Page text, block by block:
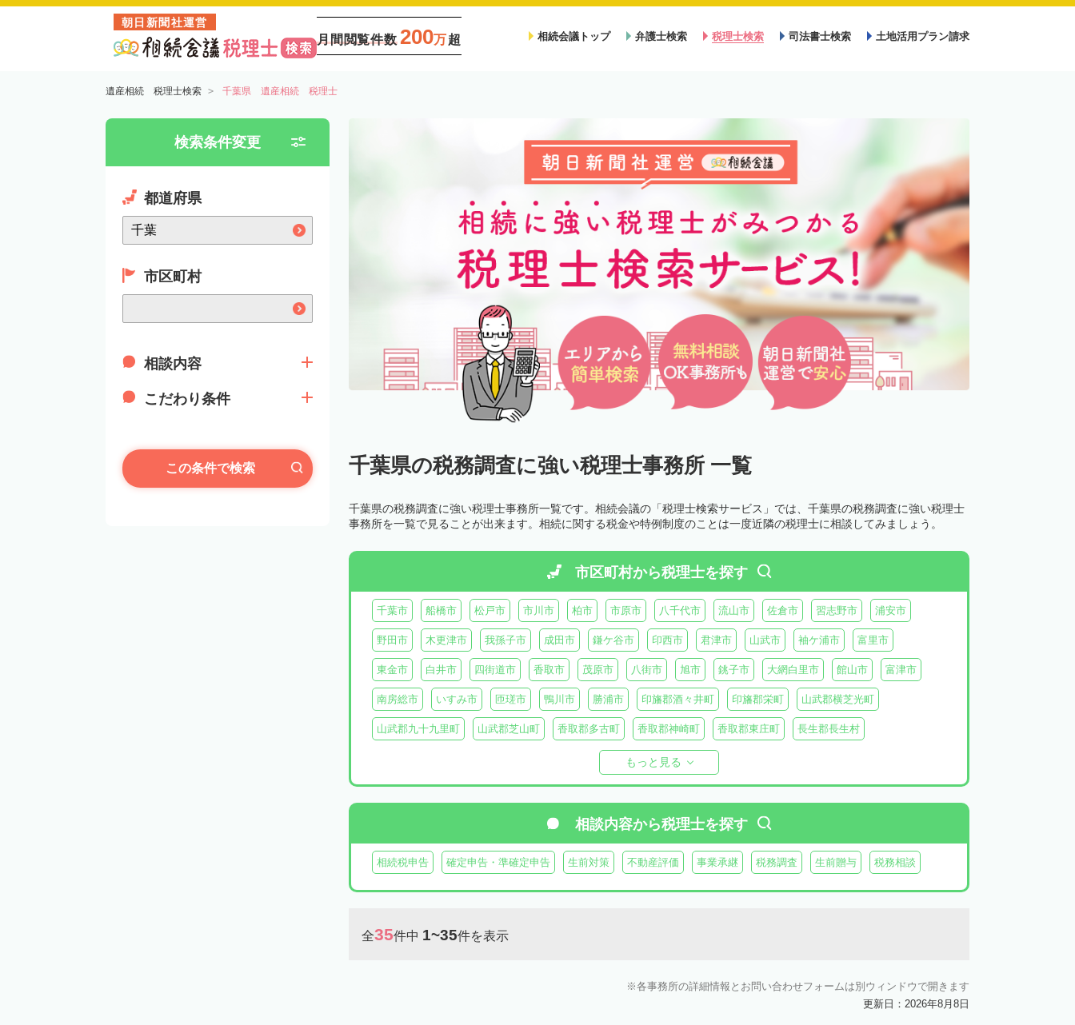
朝日新聞社運営
月間閲覧件数 200万超 相続会議トップ 弁護士検索 税理士検索 司法書士検索 土地活用プラン請求
遺産相続 税理士検索 千葉県 遺産相続 税理士
検索条件変更
都道府県
市区町村
相談内容
こだわり条件
この条件で検索 千葉県の税務調査に強い税理士事務所 一覧
千葉県の税務調査に強い税理士事務所一覧です。相続会議の「税理士検索サービス」では、千葉県の税務調査に強い税理士
事務所を一覧で見ることが出来ます。相続に関する税金や特例制度のことは一度近隣の税理士に相談してみましょう。
市区町村から税理士を探す
千葉市 船橋市 松戸市 市川市 柏市 市原市 八千代市 流山市 佐倉市 習志野市 浦安市
野田市 木更津市 我孫子市 成田市 鎌ケ谷市 印西市 君津市 山武市 袖ケ浦市 富里市
東金市 白井市 四街道市 香取市 茂原市 八街市 旭市 銚子市 大網白里市 館山市 富津市
南房総市 いすみ市 匝瑳市 鴨川市 勝浦市 印旛郡酒々井町 印旛郡栄町 山武郡横芝光町
山武郡九十九里町 山武郡芝山町 香取郡多古町 香取郡神崎町 香取郡東庄町 長生郡長生村
長生郡睦沢町
安房郡鋸南町
もっと見る
相談内容から税理士を探す
相続税申告 確定申告・準確定申告 生前対策 不動産評価 事業承継 税務調査 生前贈与 税務相談
全35件中 1~35件を表示
各事務所の詳細情報とお問い合わせフォームは別ウィンドウで開きます
更新日：2026年8月8日